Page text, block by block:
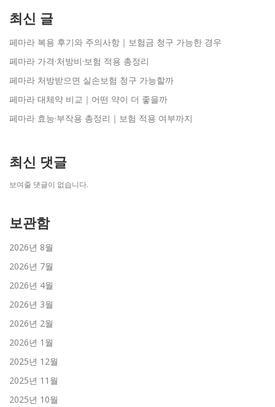
최신 글
페마라 복용 후기와 주의사항｜보험금 청구 가능한 경우
페마라 가격·처방비·보험 적용 총정리
페마라 처방받으면 실손보험 청구 가능할까
페마라 대체약 비교｜어떤 약이 더 좋을까
페마라 효능·부작용 총정리｜보험 적용 여부까지
최신 댓글
보여줄 댓글이 없습니다.
보관함
2026년 8월
2026년 7월
2026년 4월
2026년 3월
2026년 2월
2026년 1월
2025년 12월
2025년 11월
2025년 10월